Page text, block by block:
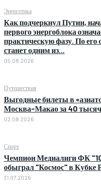
Энергетика
Как подчеркнул Путин,
первого энергоблока
практическую фазу. По
станет одним из...
05.08.2026
Путешествия
Выгодные билеты в
Москва-Макао за 40
02.08.2026
Спорт
Чемпион Медиалиги ФК
обыграл "Космос" в Кубке
31.07.2026